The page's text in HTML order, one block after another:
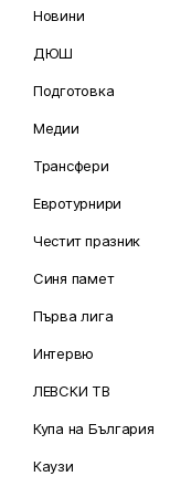
Новини
ДЮШ
Подготовка
Медии
Трансфери
Евротурнири
Честит празник
Синя памет
Първа лига
Интервю
ЛЕВСКИ ТВ
Купа на България
Каузи